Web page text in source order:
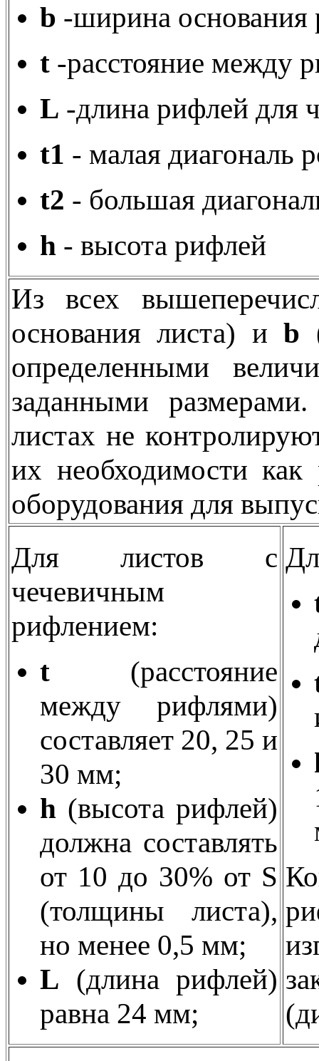
b -ширина основания
t -расстояние между
L -длина рифлей для
t1 - малая диагональ
t2 - большая
h - высота рифлей
Из всех
основания листа) иb
определенными
заданными
листах не
их необходимости как
оборудования для
Для листов с
чечевичным
рифлением:
t (расстояние
между рифлями)
составляет 20, 25 и
30 мм;
h (высота рифлей)
должна составлять
от 10 до 30% от S
(толщины листа),
но менее 0,5 мм;
L (длина рифлей)
равна 24 мм;